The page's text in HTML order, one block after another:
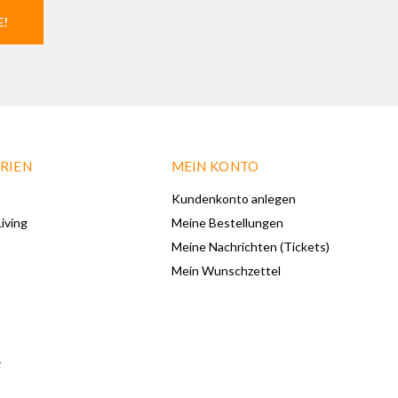
MEIN KONTO
Kundenkonto anlegen
Meine Bestellungen
Meine Nachrichten (Tickets)
Mein Wunschzettel